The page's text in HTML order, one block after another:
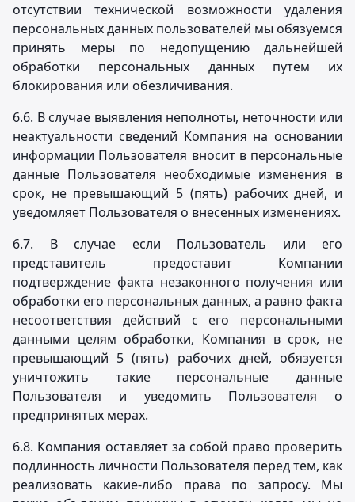
отсутствии технической возможности удаления
персональных данных пользователей мы обязуемся
принять меры по недопущению дальнейшей
обработки персональных данных путем их
блокирования или обезличивания.
6.6. В случае выявления неполноты, неточности или
неактуальности сведений Компания на основании
информации Пользователя вносит в персональные
данные Пользователя необходимые изменения в
срок, не превышающий 5 (пять) рабочих дней, и
уведомляет Пользователя о внесенных изменениях.
6.7. В случае если Пользователь или его
представитель предоставит Компании
подтверждение факта незаконного получения или
обработки его персональных данных, а равно факта
несоответствия действий с его персональными
данными целям обработки, Компания в срок, не
превышающий 5 (пять) рабочих дней, обязуется
уничтожить такие персональные данные
Пользователя и уведомить Пользователя о
предпринятых мерах.
6.8. Компания оставляет за собой право проверить
подлинность личности Пользователя перед тем, как
реализовать какие-либо права по запросу. Мы